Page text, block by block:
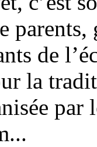
parents,
de
la
par